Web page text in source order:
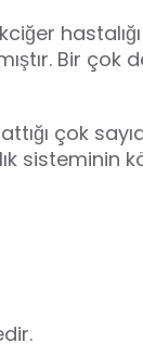
Bir çok
çok
sisteminin